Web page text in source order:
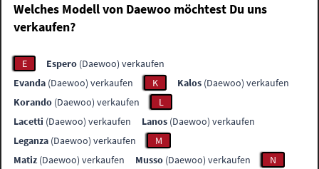
Welches Modell von Daewoo möchtest Du uns
verkaufen?
E Espero (Daewoo) verkaufen
Evanda (Daewoo) verkaufen K Kalos (Daewoo) verkaufen
Korando (Daewoo) verkaufen
L
Lacetti (Daewoo) verkaufen Lanos (Daewoo) verkaufen
Leganza (Daewoo) verkaufen
M
Matiz(Daewoo) verkaufen Musso (Daewoo) verkaufen
N